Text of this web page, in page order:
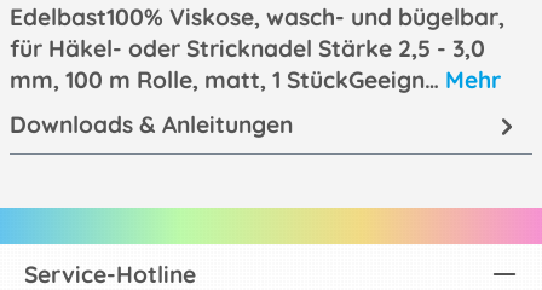
Edelbast100% Viskose, wasch- und bügelbar,
für Häkel- oder Stricknadel Stärke 2,5 - 3,0
mm, 100 m Rolle, matt, 1 StückGeeign… Mehr
Downloads & Anleitungen
Service-Hotline